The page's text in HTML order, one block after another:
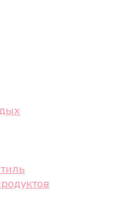
а также трендах,
стиле, отдыхе и